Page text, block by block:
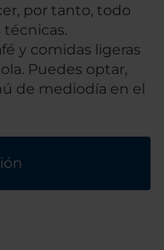
por tanto, todo
y comidas ligeras
Puedes optar,
de mediodía en el